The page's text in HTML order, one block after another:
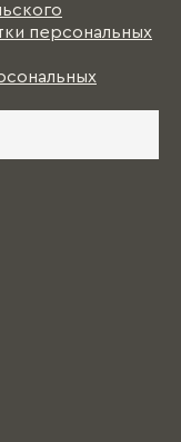
персональных